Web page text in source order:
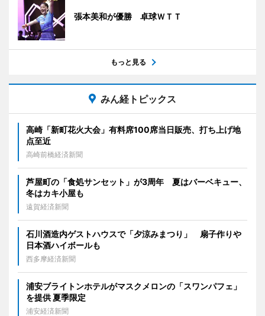
張本美和が優勝 卓球ＷＴＴ
もっと見る
みん経トピックス
高崎「新町花火大会」有料席100席当日販売、打ち上げ地
点至近
高崎前橋経済新聞
芦屋町の「食処サンセット」が3周年 夏はバーベキュー、
冬はカキ小屋も
遠賀経済新聞
石川酒造内ゲストハウスで「夕涼みまつり」 扇子作りや
日本酒ハイボールも
西多摩経済新聞
浦安ブライトンホテルがマスクメロンの「スワンパフェ」
を提供 夏季限定
浦安経済新聞